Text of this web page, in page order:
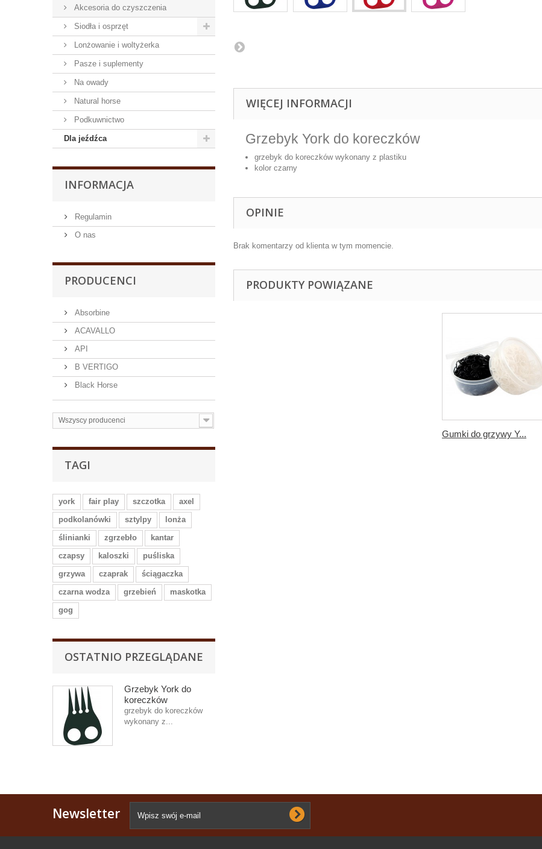
Akcesoria do czyszczenia
Siodła i osprzęt
Lonżowanie i woltyżerka
Pasze i suplementy
Na owady
Natural horse
Podkuwnictwo
Dla jeźdźca
INFORMACJA
Regulamin
O nas
PRODUCENCI
Absorbine
ACAVALLO
API
B VERTIGO
Black Horse
Wszyscy producenci
TAGI
york fair play szczotka
axel
podkolanówki
sztylpy
lonża
ślinianki
zgrzebło
kantar
czapsy
kaloszki
puśliska
grzywa
czaprak
ściągaczka
czarna wodza
grzebień
maskotka
gog
OSTATNIO PRZEGLĄDANE
Grzebyk York do
koreczków
grzebyk do koreczków
wykonany z...
WIĘCEJ INFORMACJI
Grzebyk York do koreczków
grzebyk do koreczków wykonany z plastiku
kolor czarny
OPINIE
Brak komentarzy od klienta w tym momencie.
PRODUKTY POWIĄZANE
Gumki do grzywy Y...
Newsletter